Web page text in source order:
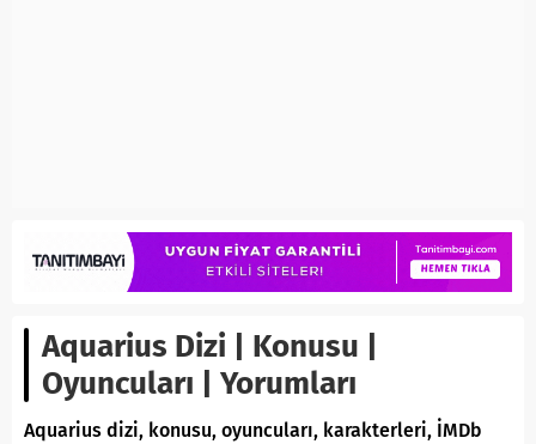
Aquarius Dizi | Konusu |
Oyuncuları | Yorumları
Aquarius dizi, konusu, oyuncuları, karakterleri, İMDb